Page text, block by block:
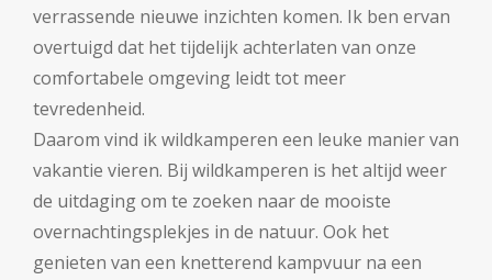
verrassende nieuwe inzichten komen. Ik ben ervan
overtuigd dat het tijdelijk achterlaten van onze
comfortabele omgeving leidt tot meer
tevredenheid.
Daarom vind ik wildkamperen een leuke manier van
vakantie vieren. Bij wildkamperen is het altijd weer
de uitdaging om te zoeken naar de mooiste
overnachtingsplekjes in de natuur. Ook het
genieten van een knetterend kampvuur na een